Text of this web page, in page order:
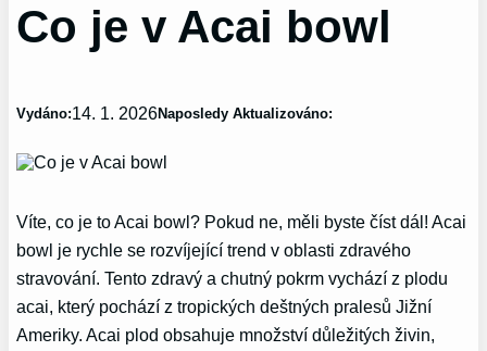
Co je v Acai bowl
Vydáno:14. 1. 2026Naposledy Aktualizováno:
Víte, co je to Acai bowl? Pokud ne, měli byste číst dál! Acai
bowl je rychle se rozvíjející trend v oblasti zdravého
stravování. Tento zdravý a chutný pokrm vychází z plodu
acai, který pochází z tropických deštných pralesů Jižní
Ameriky. Acai plod obsahuje množství důležitých živin,